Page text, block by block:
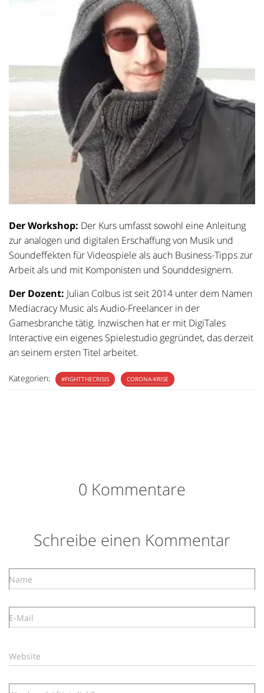
Der Workshop: Der Kurs umfasst sowohl eine Anleitung
zur analogen und digitalen Erschaffung von Musik und
Soundeffekten für Videospiele als auch Business-Tipps zur
Arbeit als und mit Komponisten und Sounddesignern.
Der Dozent: Julian Colbus ist seit 2014 unter dem Namen
Mediacracy Music als Audio-Freelancer in der
Gamesbranche tätig. Inzwischen hat er mit DigiTales
Interactive ein eigenes Spielestudio gegründet, das derzeit
an seinem ersten Titel arbeitet.
Kategorien: #FIGHTTHECRISIS CORONA-KRISE
0 Kommentare
Schreibe einen Kommentar
Name
E-Mail
Website